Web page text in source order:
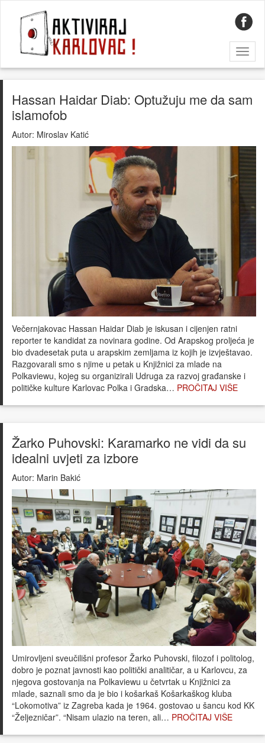
Hassan Haidar Diab: Optužuju me da sam
islamofob
Autor: Miroslav Katić
Večernjakovac Hassan Haidar Diab je iskusan i cijenjen ratni
reporter te kandidat za novinara godine. Od Arapskog proljeća je
bio dvadesetak puta u arapskim zemljama iz kojih je izvještavao.
Razgovarali smo s njime u petak u Knjižnici za mlade na
Polkaviewu, kojeg su organizirali Udruga za razvoj građanske i
političke kulture Karlovac Polka i Gradska… PROČITAJ VIŠE
Žarko Puhovski: Karamarko ne vidi da su
idealni uvjeti za izbore
Autor: Marin Bakić
Umirovljeni sveučilišni profesor Žarko Puhovski, filozof i politolog,
dobro je poznat javnosti kao politički analitičar, a u Karlovcu, za
njegova gostovanja na Polkaviewu u četvrtak u Knjižnici za
mlade, saznali smo da je bio i košarkaš Košarkaškog kluba
“Lokomotiva” iz Zagreba kada je 1964. gostovao u šancu kod KK
“Željezničar”. “Nisam ulazio na teren, ali… PROČITAJ VIŠE